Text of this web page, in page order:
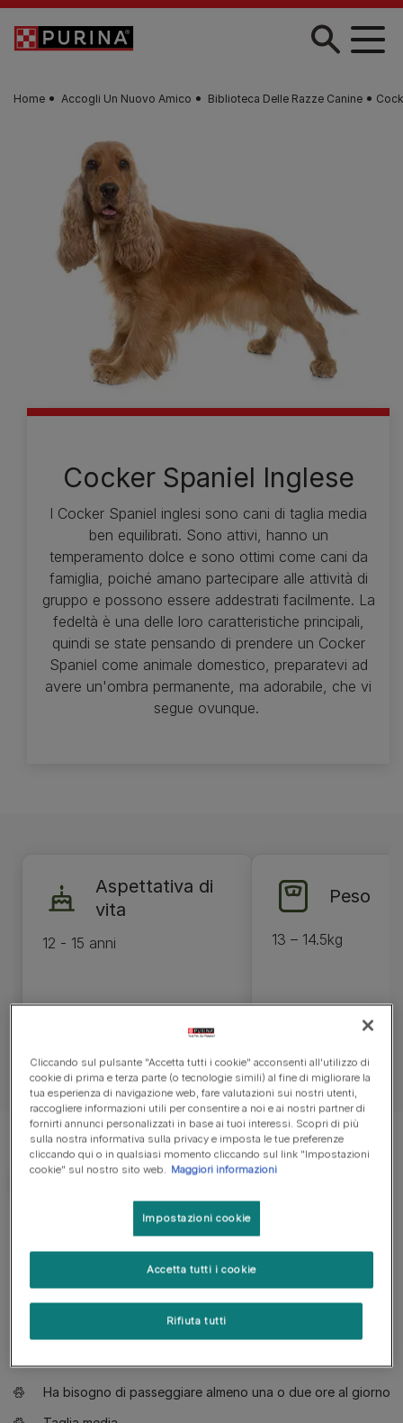
Skip to main content
Home Accogli Un Nuovo Amico Biblioteca Delle Razze Canine
Cocker Spaniel Inglese
I Cocker Spaniel inglesi sono cani di taglia media
ben equilibrati. Sono attivi, hanno un
temperamento dolce e sono ottimi come cani da
famiglia, poiché amano partecipare alle attività di
gruppo e possono essere addestrati facilmente. La
fedeltà è una delle loro caratteristiche principali,
quindi se state pensando di prendere un Cocker
Spaniel come animale domestico, preparatevi ad
avere un'ombra permanente, ma adorabile, che vi
segue ovunque.
Aspettativa di
vita
12 - 15 anni
Peso
13 – 14.5kg
Cosa ti serve sapere
Preferisce passeggiate energiche con qualche esercizio
fisico
Ha bisogno di passeggiare almeno una o due ore al giorno
Cliccando sul pulsante "Accetta tutti i cookie" acconsenti all'utilizzo di
cookie di prima e terza parte (o tecnologie simili) al fine di migliorare la
tua esperienza di navigazione web, fare valutazioni sui nostri utenti,
raccogliere informazioni utili per consentire a noi e ai nostri partner di
fornirti annunci personalizzati in base ai tuoi interessi. Scopri di più
sulla nostra informativa sulla privacy e imposta le tue preferenze
cliccando qui o in qualsiasi momento cliccando sul link "Impostazioni
cookie" sul nostro sito web. Maggiori informazioni
Impostazioni cookie
Rifiuta tutti
Accetta tutti i cookie